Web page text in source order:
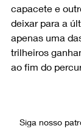
capacete e
deixar para a
apenas uma
trilheiros
ao fim do
Siga nosso